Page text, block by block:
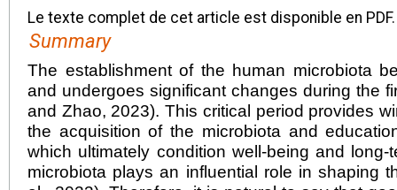
Le texte complet de cet article est disponible en PDF.
Summary
The establishment of the human microbiota
and undergoes significant changes during the
and Zhao, 2023). This critical period provides
the acquisition of the microbiota and
which ultimately condition well-being and long-
microbiota plays an influential role in shaping